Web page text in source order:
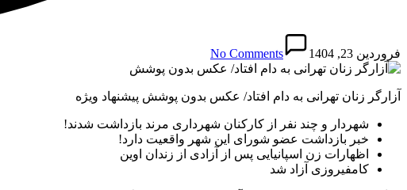
فروردین 23, 1404 No Comments
آزارگر زنان تهرانی به دام افتاد/ عکس بدون پوشش پیشنهاد ویژه
شهردار و چند نفر از کارکنان شهرداری مرند بازداشت شدند!
خبر بازداشت عضو شورای این شهر واقعیت دارد!
اظهارات زن اسپانیایی پس از آزادی از زندان اوین
کامفیروزی آزاد شد